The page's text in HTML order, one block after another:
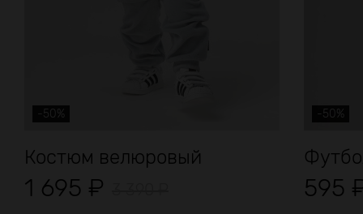
-50%
Костюм велюровый
1 695 ₽
-50%
595